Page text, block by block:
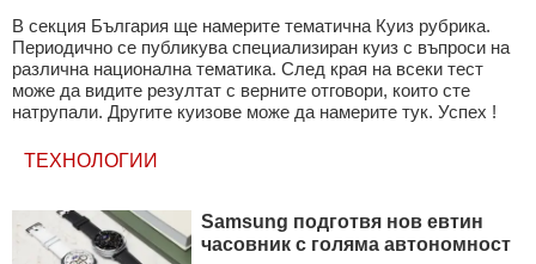
В секция България ще намерите тематична Куиз рубрика.
Периодично се публикува специализиран куиз с въпроси на
различна национална тематика. След края на всеки тест
може да видите резултат с верните отговори, които сте
натрупали. Другите куизове може да намерите тук. Успех !
ТЕХНОЛОГИИ
Samsung подготвя нов евтин
часовник с голяма автономност